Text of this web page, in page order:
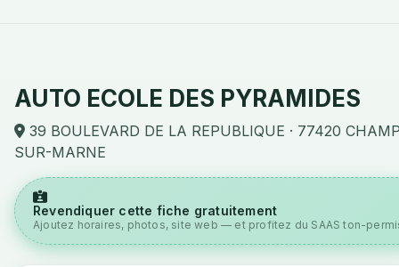
AUTO ECOLE DES PYRAMIDES
39 BOULEVARD DE LA REPUBLIQUE · 77420
SUR-MARNE
Revendiquer cette fiche gratuitement
Ajoutez horaires, photos, site web — et profitez du SAAS ton-